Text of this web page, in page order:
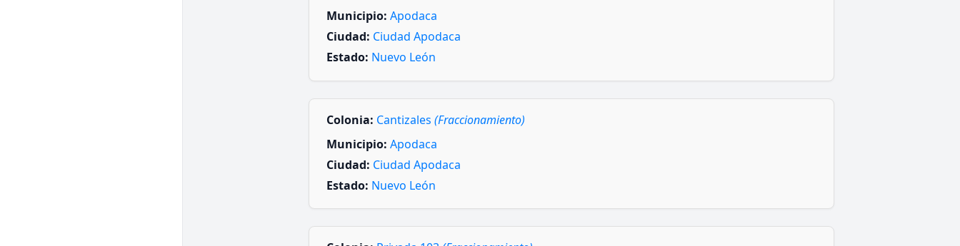
Municipio: Apodaca
Ciudad: Ciudad Apodaca
Estado: Nuevo León
Colonia: Cantizales (Fraccionamiento)
Municipio: Apodaca
Ciudad: Ciudad Apodaca
Estado: Nuevo León